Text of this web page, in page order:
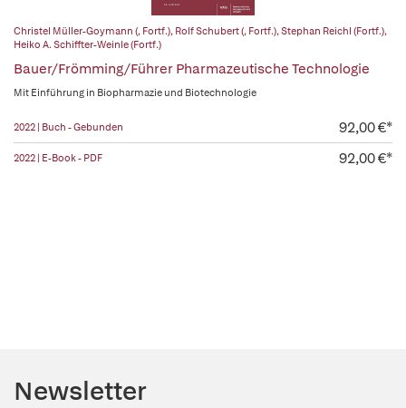
Christel Müller-Goymann (, Fortf.), Rolf Schubert (, Fortf.),Stephan Reichl (Fortf.),
Heiko A. Schiffter-Weinle (Fortf.)
Bauer/Frömming/Führer Pharmazeutische Technologie
Mit Einführung in Biopharmazie und Biotechnologie
2022 | Buch - Gebunden 92,00 €*
2022 | E-Book - PDF 92,00 €*
Newsletter